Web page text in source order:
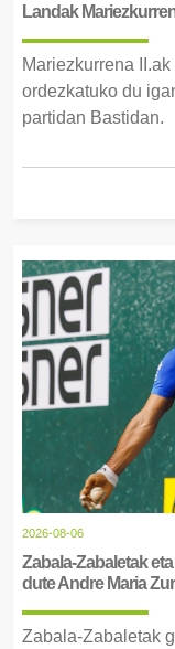
Landak
Mariezkurrena
ordezkatuko du
partidan Bastidan.
2026-08-06
Zabala-Zabaletak
dute Andre Maria
Zabala-Zabaletak